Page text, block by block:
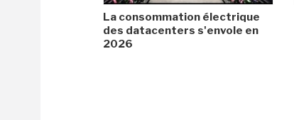
La consommation électrique
des datacenters s'envole en
2026